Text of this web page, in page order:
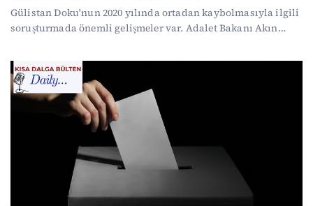
Gülistan Doku'nun 2020 yılında ortadan kaybolmasıyla ilgili
soruşturmada önemli gelişmeler var. Adalet Bakanı Akın
meçhul dosyalar raftan iniyor. Bahçeli seçime kapıyı kapattı,
Özgür Özel ısrarlı: İlk seçimi bekliyoruz... ABD ve İran
arasında geçici ateşkesin bitmesine saatler kala masa dönüş
muamması... Haber yoğunluğunda kaybolmak istemeyenler
için gündemin öne çıkan başlıklarını özetledik...